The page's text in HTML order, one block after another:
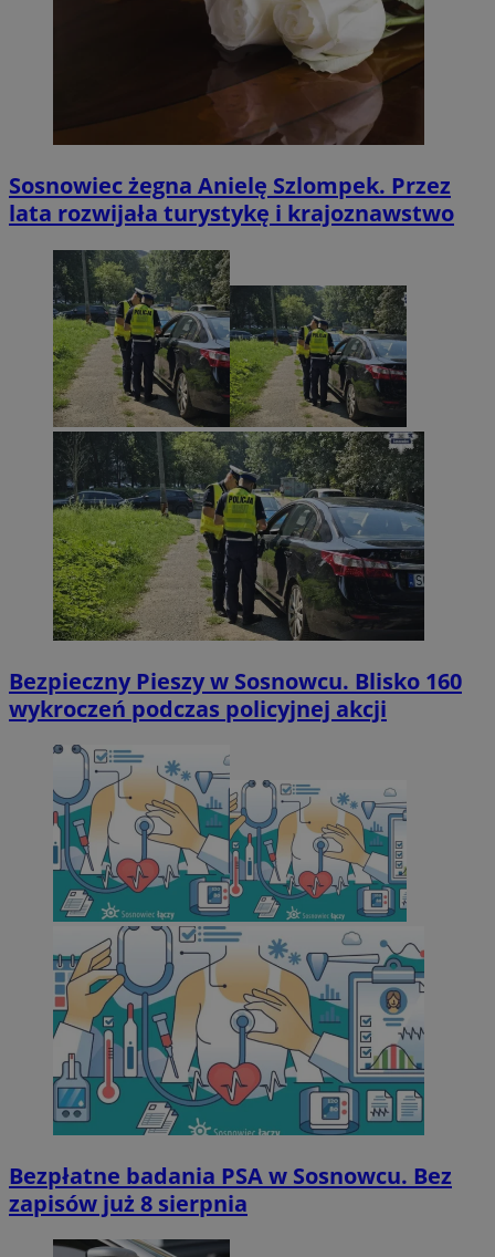
Sosnowiec żegna Anielę Szlompek. Przez
lata rozwijała turystykę i krajoznawstwo
Bezpieczny Pieszy w Sosnowcu. Blisko 160
wykroczeń podczas policyjnej akcji
Bezpłatne badania PSA w Sosnowcu. Bez
zapisów już 8 sierpnia